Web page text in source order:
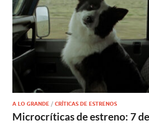
A LO GRANDE / CRÍTICAS DE ESTRENOS
Microcríticas de estreno: 7